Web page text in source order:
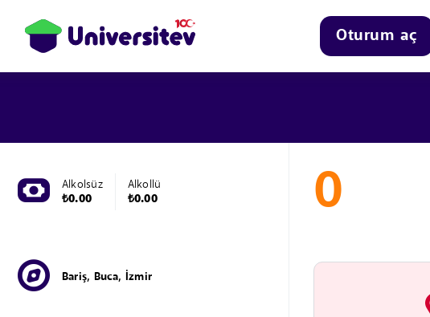
Oturum aç
Alkolsüz
₺0.00
Alkollü
₺0.00
Bariş, Buca, İzmir
0